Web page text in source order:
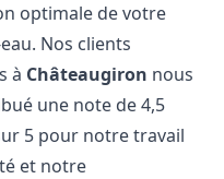
optimale de votre
Nos clients
à Châteaugiron nous
une note de 4,5
5 pour notre travail
et notre